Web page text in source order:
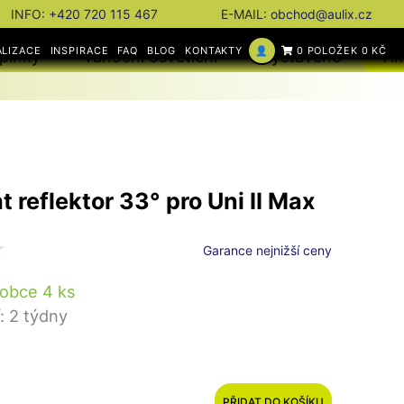
INFO: +420 720 115 467 E-MAIL: obchod@aulix.cz
INSPIRACE FAQ BLOG KONTAKTY 👤 0 POLOŽEK 0 KČ
Vánoční osvětlení Vystaveno
reflektor 33° pro Uni II Max
Garance nejnižší ceny
4 ks
2 týdny
PŘIDAT DO KOŠÍKU